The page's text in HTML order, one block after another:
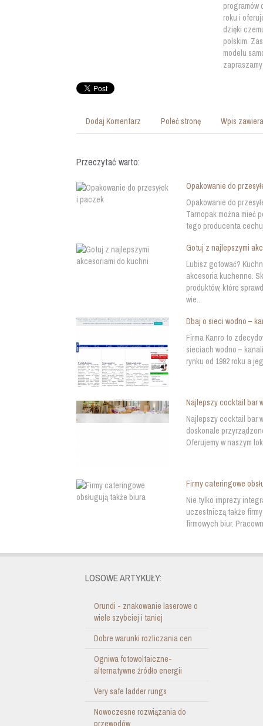
programów
roku i
dzięki
polskim.
modelu
Dodaj Komentarz Poleć stronę Wpis
Przeczytać warto:
Opakowanie do
Opakowanie do
Tarnopak można mieć
tego producenta
Gotuj z najlepszymi
Lubisz gotować?
akcesoria kuchenne.
produktów, które
wie...
Dbaj o sieci wodno –
Firma Kanro to
sieciach wodno –
rynku od 1992 roku a
Najlepszy cocktail bar
Najlepszy cocktail bar
doskonale
Oferujemy w naszym
Firmy cateringowe
Nie tylko imprezy
uczestniczą także
firmowych biur.
LOSOWE ARTYKUŁY:
Orundi - znakowanie laserowe o
wiele szybciej i taniej
Dobre warunki rozliczania cen
Ogniwa fotowoltaiczne-
alternatywne źródło energii
Very safe ladder rungs
Nowoczesne rozwiązania do
przewodów